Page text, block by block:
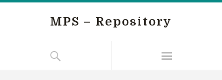
MPS – Repository